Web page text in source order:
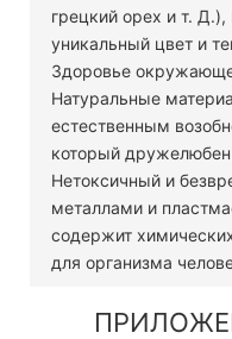
грецкий орех и т.
уникальный цвет и
Здоровье
Натуральные
естественным
который
Нетоксичный и
металлами и
содержит
для организма